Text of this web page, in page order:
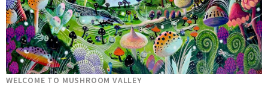
WELCOME TO MUSHROOM VALLEY